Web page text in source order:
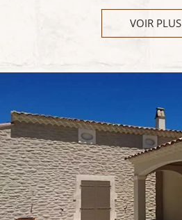
VOIR PLUS